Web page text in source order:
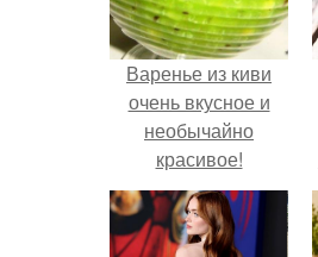
Варенье из киви
очень вкусное и
необычайно
красивое!